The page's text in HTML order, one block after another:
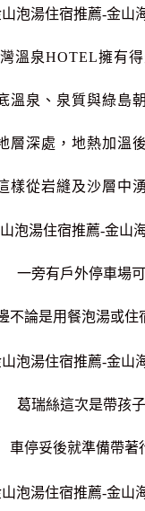
溫泉HOTEL擁有
溫泉、泉質與綠島
層深處，地熱加溫
樣從岩縫及沙層中
一旁有戶外停車場
不論是用餐泡湯或住
葛瑞絲這次是帶孩
車停妥後就準備帶著